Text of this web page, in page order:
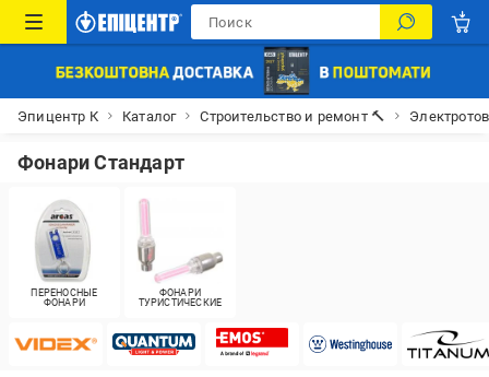
Эпицентр К Каталог Строительство и ремонт 🔨
Фонари Стандарт
ПЕРЕНОСНЫЕ
ФОНАРИ
ФОНАРИ
ТУРИСТИЧЕСКИЕ